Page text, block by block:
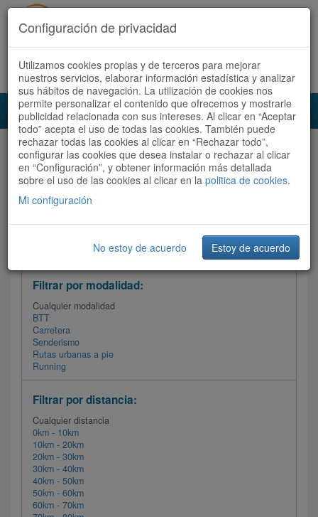
Acceder Registrate ahora Español | Català
Audioruta Todas las rutas
Todas las rutas Ordenar por:Más recientes
Filtrar las rutas
Filtrar por modalidad:
Cualquier modalidad
BTT
Carretera
Senderismo
Rutas urbanas a pie
Running
Filtrar por distancia:
Cualquier distancia
0km - 10km
10km - 20km
20km - 30km
30km - 40km
40km - 50km
50km - 60km
60km - 70km
Configuración de privacidad
Utilizamos cookies propias y de terceros para mejorar
nuestros servicios, elaborar información estadística y analizar
sus hábitos de navegación. La utilización de cookies nos
permite personalizar el contenido que ofrecemos y mostrarle
publicidad relacionada con sus intereses. Al clicar en “Aceptar
todo” acepta el uso de todas las cookies. También puede
rechazar todas las cookies al clicar en “Rechazar todo”,
configurar las cookies que desea instalar o rechazar al clicar
en “Configuración”, y obtener información más detallada
sobre el uso de las cookies al clicar en la politica de cookies.
Mi configuración
No estoy de acuerdo Estoy de acuerdo